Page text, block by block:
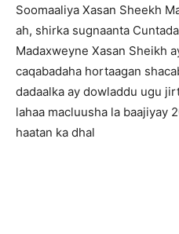
Soomaaliya Xasan Sheekh
ah, shirka sugnaanta
Madaxweyne Xasan Sheikh
caqabadaha hortaagan
dadaalka ay dowladdu ugu
lahaa macluusha la baajiyay
haatan ka dhal